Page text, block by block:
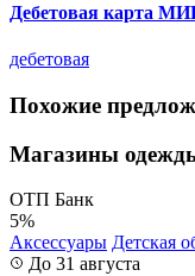
Дебетовая карта
дебетовая
Похожие
Магазины
ОТП Банк
5%
Аксессуары Детская
До 31 августа